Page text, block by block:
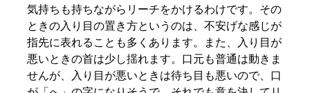
気持ちも持ちながらリーチをかけるわけです。その
ときの入り目の置き方というのは、不安げな感じが
指先に表れることも多くあります。また、入り目が
悪いときの首は少し揺れます。口元も普通は動きま
せんが、入り目が悪いときは待ち目も悪いので、口